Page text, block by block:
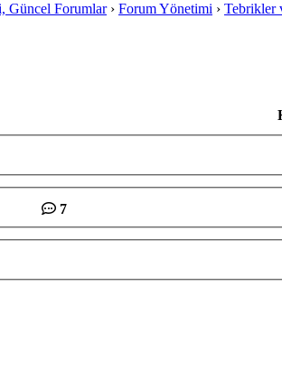
Güncel Forumlar› Forum Yönetimi › Tebrikler
7